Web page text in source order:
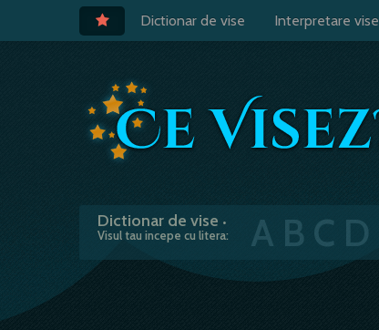
Dictionar de vise Interpretare vise
Dictionar de vise •
Visul tau incepe cu litera:
A B C D